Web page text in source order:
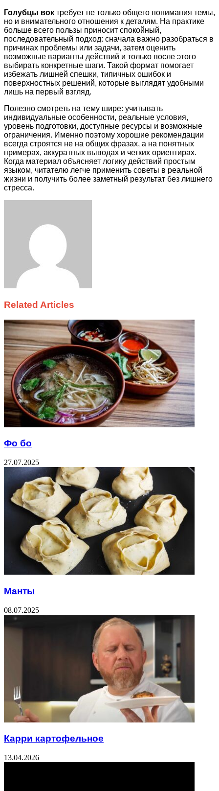
Голубцы вок требует не только общего понимания темы,
но и внимательного отношения к деталям. На практике
больше всего пользы приносит спокойный,
последовательный подход: сначала важно разобраться в
причинах проблемы или задачи, затем оценить
возможные варианты действий и только после этого
выбирать конкретные шаги. Такой формат помогает
избежать лишней спешки, типичных ошибок и
поверхностных решений, которые выглядят удобными
лишь на первый взгляд.
Полезно смотреть на тему шире: учитывать
индивидуальные особенности, реальные условия,
уровень подготовки, доступные ресурсы и возможные
ограничения. Именно поэтому хорошие рекомендации
всегда строятся не на общих фразах, а на понятных
примерах, аккуратных выводах и четких ориентирах.
Когда материал объясняет логику действий простым
языком, читателю легче применить советы в реальной
жизни и получить более заметный результат без лишнего
стресса.
Related Articles
Фо бо
27.07.2025
Манты
08.07.2025
Карри картофельное
13.04.2026